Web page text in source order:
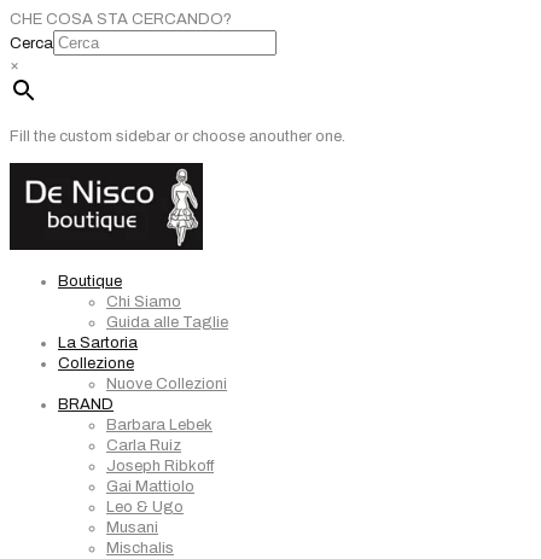
CHE COSA STA CERCANDO?
Cerca
×
Fill the custom sidebar or choose anouther one.
Boutique
Chi Siamo
Guida alle Taglie
La Sartoria
Collezione
Nuove Collezioni
BRAND
Barbara Lebek
Carla Ruiz
Joseph Ribkoff
Gai Mattiolo
Leo & Ugo
Musani
Mischalis